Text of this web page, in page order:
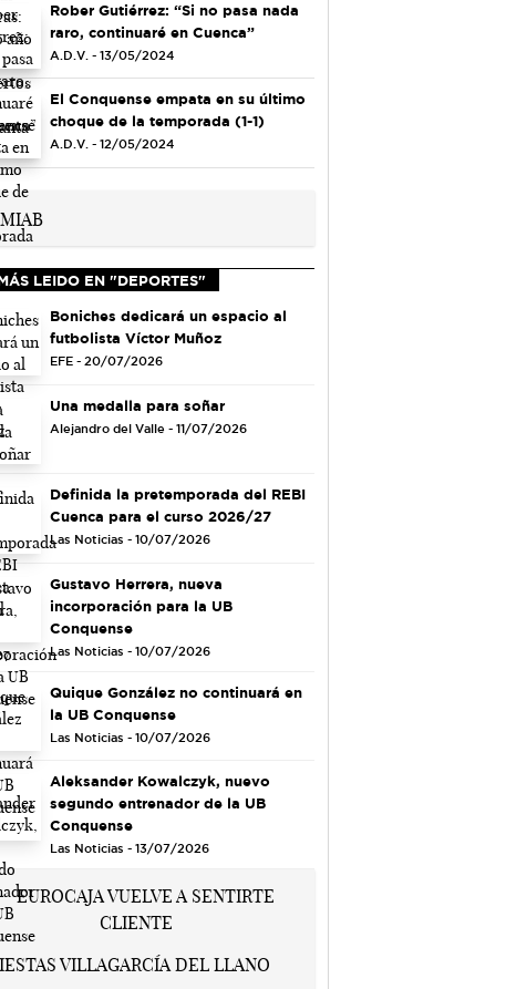
Rober Gutiérrez: “Si no pasa nada
raro, continuaré en Cuenca”
A.D.V. - 13/05/2024
El Conquense empata en su último
choque de la temporada (1-1)
A.D.V. - 12/05/2024
LEIDO EN "DEPORTES"
Boniches dedicará un espacio al
futbolista Víctor Muñoz
EFE - 20/07/2026
Una medalla para soñar
Alejandro del Valle - 11/07/2026
Definida la pretemporada del REBI
Cuenca para el curso 2026/27
Las Noticias - 10/07/2026
Gustavo Herrera, nueva
incorporación para la UB
Conquense
Las Noticias - 10/07/2026
Quique González no continuará en
la UB Conquense
Las Noticias - 10/07/2026
Aleksander Kowalczyk, nuevo
segundo entrenador de la UB
Conquense
Las Noticias - 13/07/2026